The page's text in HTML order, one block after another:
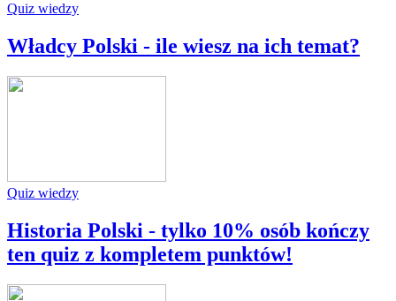
Quiz wiedzy
Władcy Polski - ile wiesz na ich temat?
Quiz wiedzy
Historia Polski - tylko 10% osób kończy
ten quiz z kompletem punktów!